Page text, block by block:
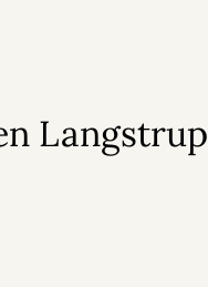
Langstrup